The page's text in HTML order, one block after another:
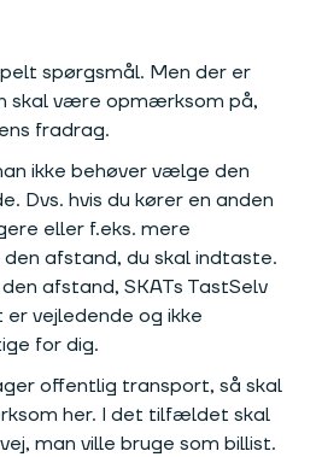
spørgsmål. Men der er
skal være opmærksom på,
fradrag.
ikke behøver vælge den
Dvs. hvis du kører en anden
eller f.eks. mere
afstand, du skal indtaste.
afstand, SKATs TastSelv
vejledende og ikke
for dig.
offentlig transport, så skal
her. I det tilfældet skal
man ville bruge som billist.